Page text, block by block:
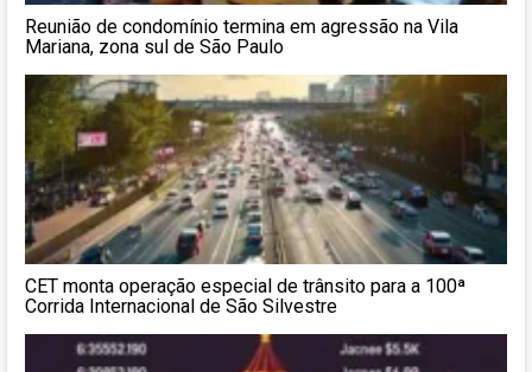
Reunião de condomínio termina em agressão na Vila
Mariana, zona sul de São Paulo
CET monta operação especial de trânsito para a 100ª
Corrida Internacional de São Silvestre